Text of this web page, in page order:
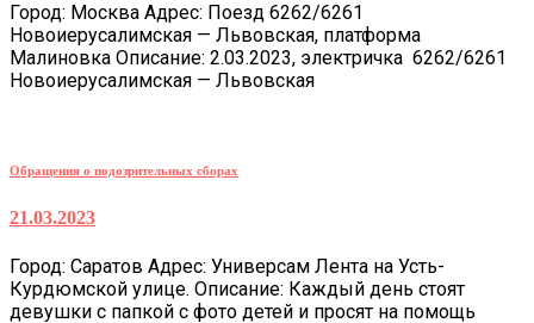
Город: Москва Адрес: Поезд 6262/6261
Новоиерусалимская — Львовская, платформа
Малиновка Описание: 2.03.2023, электричка 6262/6261
Новоиерусалимская — Львовская
Обращения о подозрительных сборах
21.03.2023
Город: Саратов Адрес: Универсам Лента на Усть-
Курдюмской улице. Описание: Каждый день стоят
девушки с папкой с фото детей и просят на помощь